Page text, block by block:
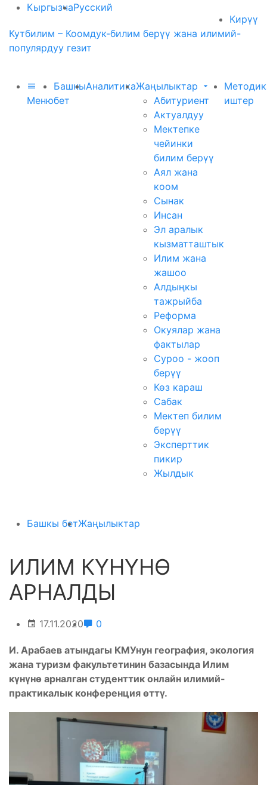
КыргызчаРусский
Кирүү
Кутбилим – Коомдук-билим берүү жана илимий-
популярдуу гезит
Меню
Башкы
бет
АналитикаЖаңылыктар
Абитуриент
Актуалдуу
Мектепке
чейинки
билим берүү
Аял жана
коом
Сынак
Инсан
Эл аралык
кызматташтык
Илим жана
жашоо
Алдыңкы
тажрыйба
Реформа
Окуялар жана
фактылар
Суроо - жооп
берүү
Көз караш
Сабак
Мектеп билим
берүү
Эксперттик
пикир
Жылдык
иштер
Башкы бетЖаңылыктар
ИЛИМ КҮНҮНӨ
АРНАЛДЫ
17.11.2020 0
И. Арабаев атындагы КМУнун география, экология
жана туризм факультетинин базасында Илим
күнүнѳ арналган студенттик онлайн илимий-
практикалык конференция өттү.